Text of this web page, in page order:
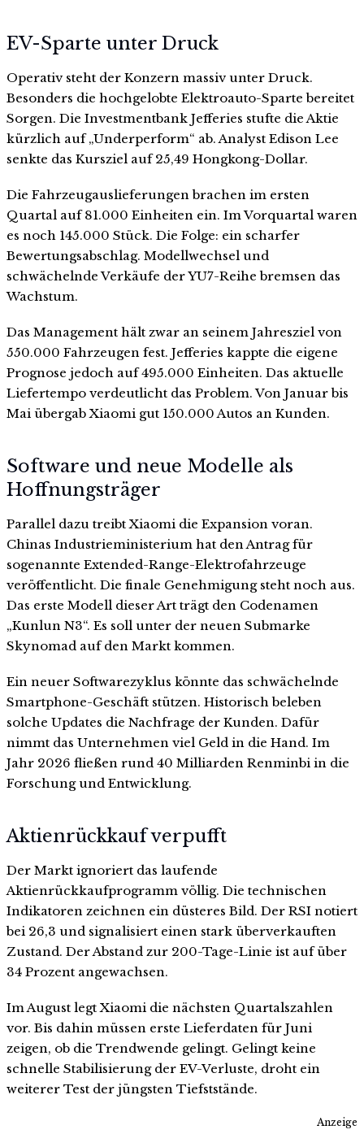
EV-Sparte unter Druck
Operativ steht der Konzern massiv unter Druck.
Besonders die hochgelobte Elektroauto-Sparte bereitet
Sorgen. Die Investmentbank Jefferies stufte die Aktie
kürzlich auf „Underperform“ ab. Analyst Edison Lee
senkte das Kursziel auf 25,49 Hongkong-Dollar.
Die Fahrzeugauslieferungen brachen im ersten
Quartal auf 81.000 Einheiten ein. Im Vorquartal waren
es noch 145.000 Stück. Die Folge: ein scharfer
Bewertungsabschlag. Modellwechsel und
schwächelnde Verkäufe der YU7-Reihe bremsen das
Wachstum.
Das Management hält zwar an seinem Jahresziel von
550.000 Fahrzeugen fest. Jefferies kappte die eigene
Prognose jedoch auf 495.000 Einheiten. Das aktuelle
Liefertempo verdeutlicht das Problem. Von Januar bis
Mai übergab Xiaomi gut 150.000 Autos an Kunden.
Software und neue Modelle als
Hoffnungsträger
Parallel dazu treibt Xiaomi die Expansion voran.
Chinas Industrieministerium hat den Antrag für
sogenannte Extended-Range-Elektrofahrzeuge
veröffentlicht. Die finale Genehmigung steht noch aus.
Das erste Modell dieser Art trägt den Codenamen
„Kunlun N3“. Es soll unter der neuen Submarke
Skynomad auf den Markt kommen.
Ein neuer Softwarezyklus könnte das schwächelnde
Smartphone-Geschäft stützen. Historisch beleben
solche Updates die Nachfrage der Kunden. Dafür
nimmt das Unternehmen viel Geld in die Hand. Im
Jahr 2026 fließen rund 40 Milliarden Renminbi in die
Forschung und Entwicklung.
Aktienrückkauf verpufft
Der Markt ignoriert das laufende
Aktienrückkaufprogramm völlig. Die technischen
Indikatoren zeichnen ein düsteres Bild. Der RSI notiert
bei 26,3 und signalisiert einen stark überverkauften
Zustand. Der Abstand zur 200-Tage-Linie ist auf über
34 Prozent angewachsen.
Im August legt Xiaomi die nächsten Quartalszahlen
vor. Bis dahin müssen erste Lieferdaten für Juni
zeigen, ob die Trendwende gelingt. Gelingt keine
schnelle Stabilisierung der EV-Verluste, droht ein
weiterer Test der jüngsten Tiefststände.
Anzeige